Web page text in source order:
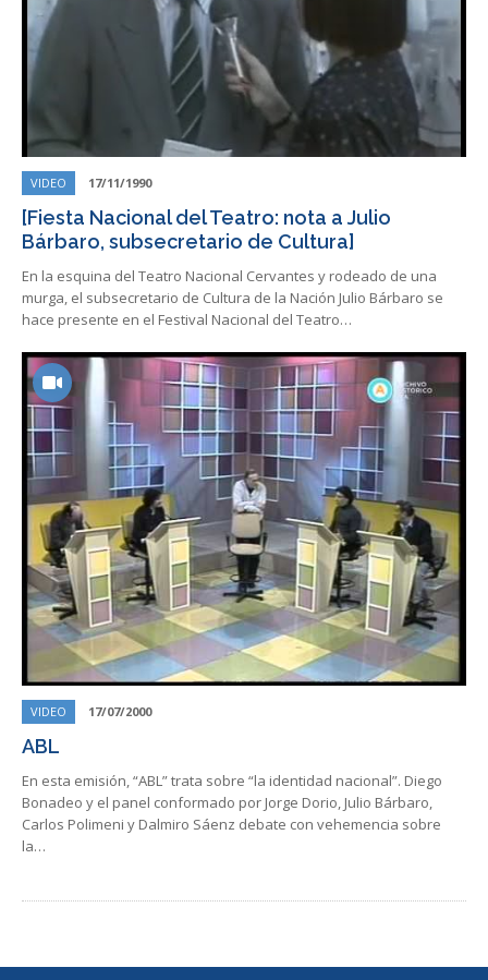
VIDEO 17/11/1990
[Fiesta Nacional del Teatro: nota a Julio
Bárbaro, subsecretario de Cultura]
En la esquina del Teatro Nacional Cervantes y rodeado de una
murga, el subsecretario de Cultura de la Nación Julio Bárbaro se
hace presente en el Festival Nacional del Teatro…
VIDEO 17/07/2000
ABL
En esta emisión, “ABL” trata sobre “la identidad nacional”. Diego
Bonadeo y el panel conformado por Jorge Dorio, Julio Bárbaro,
Carlos Polimeni y Dalmiro Sáenz debate con vehemencia sobre
la…